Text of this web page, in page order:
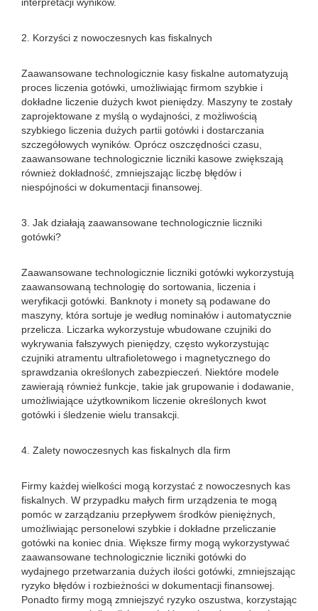
2. Korzyści z nowoczesnych kas fiskalnych
Zaawansowane technologicznie kasy fiskalne automatyzują
proces liczenia gotówki, umożliwiając firmom szybkie i
dokładne liczenie dużych kwot pieniędzy. Maszyny te zostały
zaprojektowane z myślą o wydajności, z możliwością
szybkiego liczenia dużych partii gotówki i dostarczania
szczegółowych wyników. Oprócz oszczędności czasu,
zaawansowane technologicznie liczniki kasowe zwiększają
również dokładność, zmniejszając liczbę błędów i
niespójności w dokumentacji finansowej.
3. Jak działają zaawansowane technologicznie liczniki
gotówki?
Zaawansowane technologicznie liczniki gotówki wykorzystują
zaawansowaną technologię do sortowania, liczenia i
weryfikacji gotówki. Banknoty i monety są podawane do
maszyny, która sortuje je według nominałów i automatycznie
przelicza. Liczarka wykorzystuje wbudowane czujniki do
wykrywania fałszywych pieniędzy, często wykorzystując
czujniki atramentu ultrafioletowego i magnetycznego do
sprawdzania określonych zabezpieczeń. Niektóre modele
zawierają również funkcje, takie jak grupowanie i dodawanie,
umożliwiające użytkownikom liczenie określonych kwot
gotówki i śledzenie wielu transakcji.
4. Zalety nowoczesnych kas fiskalnych dla firm
Firmy każdej wielkości mogą korzystać z nowoczesnych kas
fiskalnych. W przypadku małych firm urządzenia te mogą
pomóc w zarządzaniu przepływem środków pieniężnych,
umożliwiając personelowi szybkie i dokładne przeliczanie
gotówki na koniec dnia. Większe firmy mogą wykorzystywać
zaawansowane technologicznie liczniki gotówki do
wydajnego przetwarzania dużych ilości gotówki, zmniejszając
ryzyko błędów i rozbieżności w dokumentacji finansowej.
Ponadto firmy mogą zmniejszyć ryzyko oszustwa, korzystając